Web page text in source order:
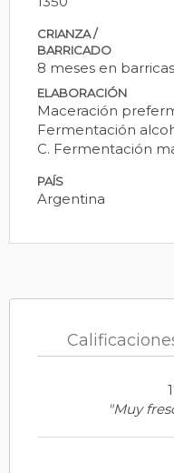
CRIANZA /
BARRICADO
8 meses en
ELABORACIÓN
Maceración
Fermentación
C. Fermentación
PAÍS
Argentina
"Muy